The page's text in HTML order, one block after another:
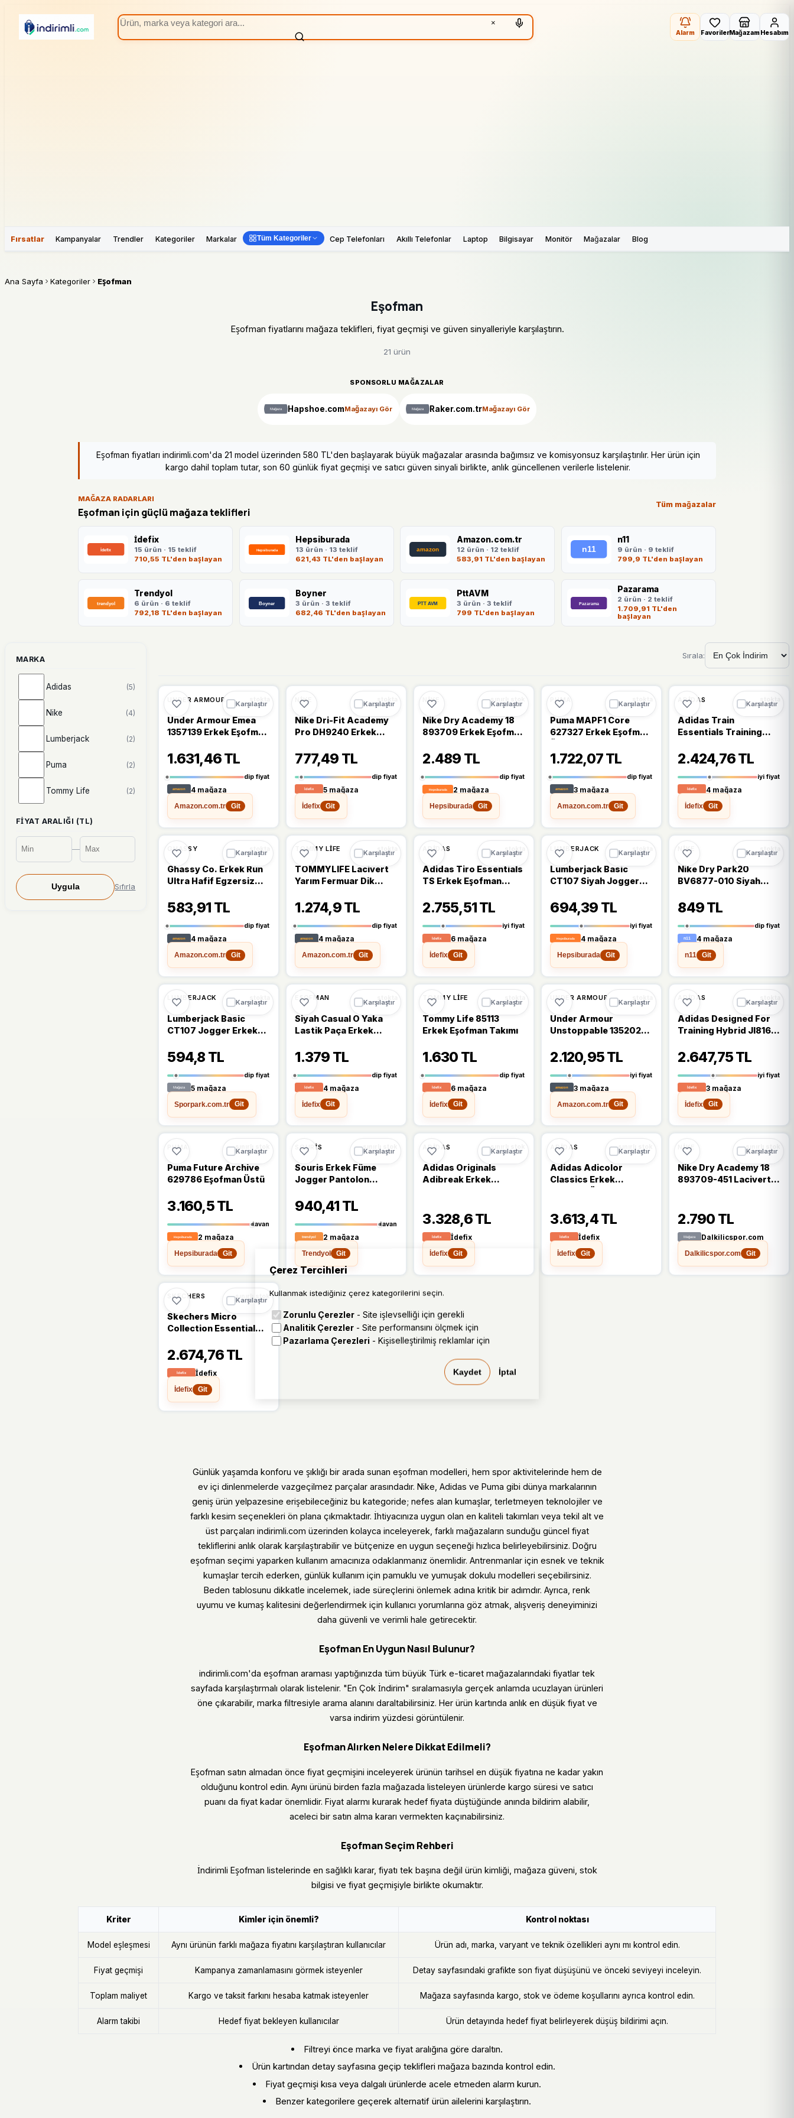
×
Alarm FavorilerMağazamHesabım
Fırsatlar Kampanyalar Trendler Kategoriler Markalar Tüm Kategoriler Cep Telefonları Akıllı Telefonlar Laptop Bilgisayar Monitör Mağazalar Blog
Ana Sayfa Kategoriler Eşofman
Eşofman
Eşofman fiyatlarını mağaza teklifleri, fiyat geçmişi ve güven sinyalleriyle karşılaştırın.
21 ürün
SPONSORLU MAĞAZALAR
Hapshoe.comMağazayı Gör Raker.com.trMağazayı Gör
Eşofman fiyatları indirimli.com'da 21 model üzerinden 580 TL'den başlayarak büyük mağazalar arasında bağımsız ve komisyonsuz karşılaştırılır. Her ürün için
kargo dahil toplam tutar, son 60 günlük fiyat geçmişi ve satıcı güven sinyali birlikte, anlık güncellenen verilerle listelenir.
MAĞAZA RADARLARI
Eşofman için güçlü mağaza teklifleri
Tüm mağazalar
İdefix
15 ürün · 15 teklif
710,55 TL'den başlayan
Hepsiburada
13 ürün · 13 teklif
621,43 TL'den başlayan
Amazon.com.tr
12 ürün · 12 teklif
583,91 TL'den başlayan
n11
9 ürün · 9 teklif
799,9 TL'den başlayan
Trendyol
6 ürün · 6 teklif
792,18 TL'den başlayan
Boyner
3 ürün · 3 teklif
682,46 TL'den başlayan
PttAVM
3 ürün · 3 teklif
799 TL'den başlayan
Pazarama
2 ürün · 2 teklif
1.709,91 TL'den
başlayan
MARKA
Adidas (5)
Nike (4)
Lumberjack (2)
Puma (2)
Tommy Life (2)
Under Armour
FIYAT ARALIĞI (TL)
—
Uygula Sıfırla
Sırala:
Karşılaştır
%66 🔥
UNDER ARMOUR
Under Armour Emea
1357139 Erkek Eşofman
1.631,46 TL
dip fiyat
4 mağaza
Amazon.com.tr
Git
Karşılaştır
%49 🔥
NIKE
Nike Dri-Fit Academy
Pro DH9240 Erkek
777,49 TL
dip fiyat
5 mağaza
İdefix
Git
Karşılaştır
%50 🔥
NIKE sınırlı stok
Nike Dry Academy 18
893709 Erkek Eşofman
2.489 TL
dip fiyat
2 mağaza
Hepsiburada
Git
Karşılaştır
%58 🔥
PUMA
Puma MAPF1 Core
627327 Erkek Eşofman
1.722,07 TL
dip fiyat
3 mağaza
Amazon.com.tr
Git
Karşılaştır
%27 🔥
ADIDAS
Adidas Train
Essentials Training
Erkek Eşofman Altı
2.424,76 TL
iyi fiyat
4 mağaza
İdefix
Git
Karşılaştır
%27 🔥
GHASSY
Ghassy Co. Erkek Run
Ultra Hafif Egzersiz
Dar Paça Eşofman Altı
583,91 TL
dip fiyat
4 mağaza
Amazon.com.tr
Git
Karşılaştır
%25 🔥
TOMMY LIFE
TOMMYLIFE Lacivert
Yarım Fermuar Dik
Erkek Eşofman Takımı -
1.274,9 TL
dip fiyat
4 mağaza
Amazon.com.tr
Git
Karşılaştır
%18
ADIDAS
Adidas Tiro Essentials
TS Erkek Eşofman
2.755,51 TL
iyi fiyat
6 mağaza
İdefix
Git
Karşılaştır
%13
LUMBERJACK
Lumberjack Basic
CT107 Siyah Jogger
694,39 TL
iyi fiyat
4 mağaza
Hepsiburada
Git
Karşılaştır
%18
NIKE
Nike Dry Park20
BV6877-010 Siyah
849 TL
dip fiyat
4 mağaza
n11
Git
Karşılaştır
%50 🔥
LUMBERJACK
Lumberjack Basic
CT107 Jogger Erkek
594,8 TL
dip fiyat
5 mağaza
Sporpark.com.tr
Git
Karşılaştır
%16
EŞOFMAN
Siyah Casual O Yaka
Lastik Paça Erkek
Takımı - 85120 M
1.379 TL
dip fiyat
4 mağaza
İdefix
Git
Karşılaştır
%16
TOMMY LIFE
Tommy Life 85113
Erkek Eşofman Takımı
1.630 TL
dip fiyat
6 mağaza
İdefix
Git
Karşılaştır
%17
UNDER ARMOUR
Under Armour
Unstoppable 1352026
2.120,95 TL
iyi fiyat
3 mağaza
Amazon.com.tr
Git
Karşılaştır
%15
ADIDAS
Adidas Designed For
Training Hybrid JI8160
Eşofman Altı
2.647,75 TL
iyi fiyat
3 mağaza
İdefix
Git
Karşılaştır
%17
PUMA sınırlı stok
Puma Future Archive
629786 Eşofman Üstü
3.160,5 TL
tavan
2 mağaza
Hepsiburada
Git
Karşılaştır
%15
SOURIS sınırlı stok
Souris Erkek Füme
Jogger Pantolon
Rahat Kesim Eşofman
940,41 TL
tavan
2 mağaza
Trendyol
Git
Karşılaştır
ADIDAS sınırlı stok
Adidas Originals
Adibreak Erkek
3.328,6 TL
İdefix
İdefix
Git
Karşılaştır
ADIDAS sınırlı stok
Adidas Adicolor
Classics Erkek
3.613,4 TL
İdefix
İdefix
Git
Karşılaştır
NIKE sınırlı stok
Nike Dry Academy 18
893709-451 Lacivert
2.790 TL
Dalkilicspor.com
Dalkilicspor.com
Git
Karşılaştır
SKECHERS sınırlı stok
Skechers Micro
Collection Essential
Erkek Eşofman Takımı
2.674,76 TL
İdefix
İdefix
Git
Günlük yaşamda konforu ve şıklığı bir arada sunan eşofman modelleri, hem spor aktivitelerinde hem de
ev içi dinlenmelerde vazgeçilmez parçalar arasındadır. Nike, Adidas ve Puma gibi dünya markalarının
geniş ürün yelpazesine erişebileceğiniz bu kategoride; nefes alan kumaşlar, terletmeyen teknolojiler ve
farklı kesim seçenekleri ön plana çıkmaktadır. İhtiyacınıza uygun olan en kaliteli takımları veya tekil alt ve
üst parçaları indirimli.com üzerinden kolayca inceleyerek, farklı mağazaların sunduğu güncel fiyat
tekliflerini anlık olarak karşılaştırabilir ve bütçenize en uygun seçeneği hızlıca belirleyebilirsiniz. Doğru
eşofman seçimi yaparken kullanım amacınıza odaklanmanız önemlidir. Antrenmanlar için esnek ve teknik
kumaşlar tercih ederken, günlük kullanım için pamuklu ve yumuşak dokulu modelleri seçebilirsiniz.
Beden tablosunu dikkatle incelemek, iade süreçlerini önlemek adına kritik bir adımdır. Ayrıca, renk
uyumu ve kumaş kalitesini değerlendirmek için kullanıcı yorumlarına göz atmak, alışveriş deneyiminizi
daha güvenli ve verimli hale getirecektir.
Eşofman En Uygun Nasıl Bulunur?
indirimli.com'da eşofman araması yaptığınızda tüm büyük Türk e-ticaret mağazalarındaki fiyatlar tek
sayfada karşılaştırmalı olarak listelenir. "En Çok İndirim" sıralamasıyla gerçek anlamda ucuzlayan ürünleri
öne çıkarabilir, marka filtresiyle arama alanını daraltabilirsiniz. Her ürün kartında anlık en düşük fiyat ve
varsa indirim yüzdesi görüntülenir.
Eşofman Alırken Nelere Dikkat Edilmeli?
Eşofman satın almadan önce fiyat geçmişini inceleyerek ürünün tarihsel en düşük fiyatına ne kadar yakın
olduğunu kontrol edin. Aynı ürünü birden fazla mağazada listeleyen ürünlerde kargo süresi ve satıcı
puanı da fiyat kadar önemlidir. Fiyat alarmı kurarak hedef fiyata düştüğünde anında bildirim alabilir,
aceleci bir satın alma kararı vermekten kaçınabilirsiniz.
Eşofman Seçim Rehberi
İndirimli Eşofman listelerinde en sağlıklı karar, fiyatı tek başına değil ürün kimliği, mağaza güveni, stok
bilgisi ve fiyat geçmişiyle birlikte okumaktır.
Kriter Kimler için önemli? Kontrol noktası
Model eşleşmesi Aynı ürünün farklı mağaza fiyatını karşılaştıran kullanıcılar Ürün adı, marka, varyant ve teknik özellikleri aynı mı kontrol edin.
Fiyat geçmişi Kampanya zamanlamasını görmek isteyenler Detay sayfasındaki grafikte son fiyat düşüşünü ve önceki seviyeyi inceleyin.
Toplam maliyet Kargo ve taksit farkını hesaba katmak isteyenler Mağaza sayfasında kargo, stok ve ödeme koşullarını ayrıca kontrol edin.
Alarm takibi Hedef fiyat bekleyen kullanıcılar Ürün detayında hedef fiyat belirleyerek düşüş bildirimi açın.
Filtreyi önce marka ve fiyat aralığına göre daraltın.
Ürün kartından detay sayfasına geçip teklifleri mağaza bazında kontrol edin.
Fiyat geçmişi kısa veya dalgalı ürünlerde acele etmeden alarm kurun.
Benzer kategorilere geçerek alternatif ürün ailelerini karşılaştırın.
Çerez Tercihleri
Kullanmak istediğiniz çerez kategorilerini seçin.
Zorunlu Çerezler - Site işlevselliği için gerekli
Analitik Çerezler - Site performansını ölçmek için
Pazarlama Çerezleri - Kişiselleştirilmiş reklamlar için
Kaydet İptal